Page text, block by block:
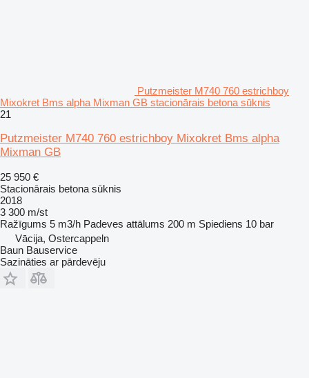
Putzmeister M740 760 estrichboy
Mixokret Bms alpha Mixman GB stacionārais betona sūknis
21
Putzmeister M740 760 estrichboy Mixokret Bms alpha
Mixman GB
25 950 €
Stacionārais betona sūknis
2018
3 300 m/st
Ražīgums 5 m3/h Padeves attālums 200 m Spiediens 10 bar
Vācija, Ostercappeln
Baun Bauservice
Sazināties ar pārdevēju